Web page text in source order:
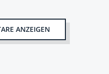
ANZEIGEN